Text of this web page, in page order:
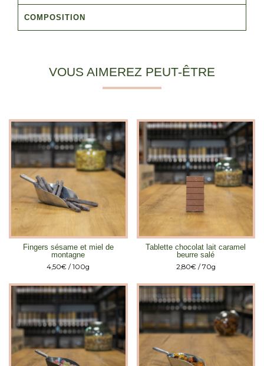
COMPOSITION
VOUS AIMEREZ PEUT-ÊTRE
Fingers sésame et miel de
montagne
4,50€ / 100g
Tablette chocolat lait caramel
beurre salé
2,80€ / 70g